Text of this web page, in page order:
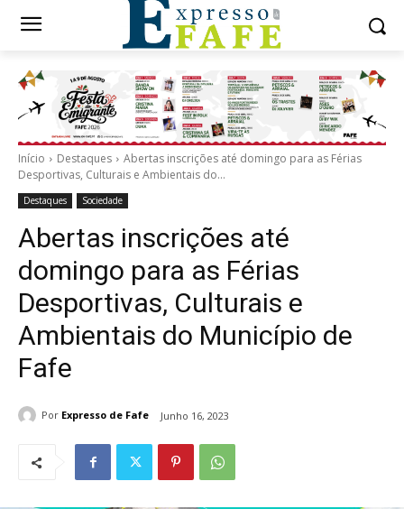
Início Destaques
Abertas inscrições até domingo para as Férias
Desportivas, Culturais e Ambientais do...
Destaques Sociedade
Abertas inscrições até
domingo para as Férias
Desportivas, Culturais e
Ambientais do Município de
Fafe
Por Expresso de Fafe Junho 16, 2023